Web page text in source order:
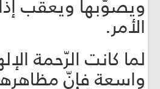
ويصوّبها ويعقّب
الأمر.
لما كانت الرّحمة
واسعة فإنّ